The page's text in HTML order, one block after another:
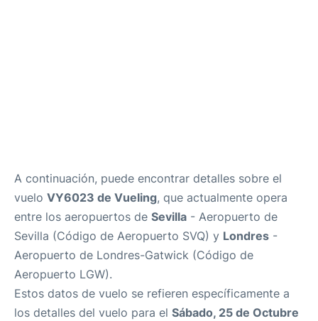
A continuación, puede encontrar detalles sobre el
vuelo VY6023 de Vueling, que actualmente opera
entre los aeropuertos de Sevilla - Aeropuerto de
Sevilla (Código de Aeropuerto SVQ) y Londres -
Aeropuerto de Londres-Gatwick (Código de
Aeropuerto LGW).
Estos datos de vuelo se refieren específicamente a
los detalles del vuelo para el Sábado, 25 de Octubre